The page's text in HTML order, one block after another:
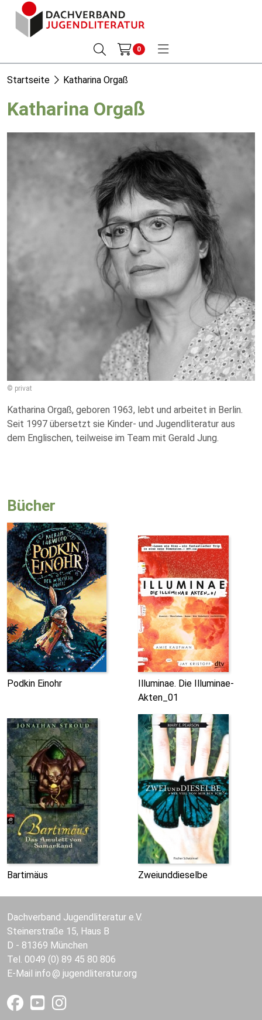
0
Startseite Katharina Orgaß
Katharina Orgaß
© privat
Katharina Orgaß, geboren 1963, lebt und arbeitet in Berlin.
Seit 1997 übersetzt sie Kinder- und Jugendliteratur aus
dem Englischen, teilweise im Team mit Gerald Jung.
Bücher
Podkin Einohr
Illuminae. Die Illuminae-
Akten_01
Bartimäus Zweiunddieselbe
Dachverband Jugendliteratur e.V.
Steinerstraße 15, Haus B
D - 81369 München
Tel. 0049 (0) 89 45 80 806
E-Mail info jugendliteratur.org